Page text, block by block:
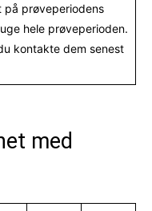
prøveperiodens
hele prøveperioden.
kontakte dem senest
med